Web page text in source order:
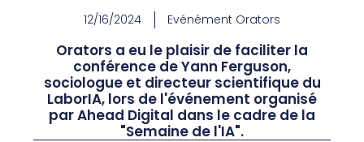
12/16/2024 Evénément Orators
Orators a eu le plaisir de faciliter la
conférence de Yann Ferguson,
sociologue et directeur scientifique du
LaborIA, lors de l'événement organisé
par Ahead Digital dans le cadre de la
"Semaine de l'IA".